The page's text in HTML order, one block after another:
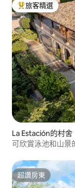
旅客精選榜首
旅客精選
La Estación的村舍
可欣賞泳池和山景
超讚房東
超讚房東